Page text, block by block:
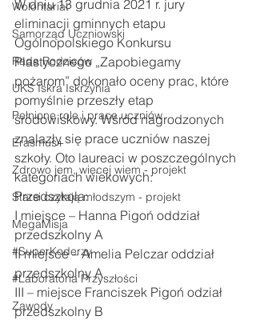
Wolontariat
Samorząd Uczniowski
Rada Rodziców
UKS Iskra Iskrzynia
Pełnione role i prace uczniów
Erasmus+
Zdrowo jem, więcej wiem - projekt
Starsi czytają młodszym - projekt
MegaMisja
#SuperKoderzy
#Laboratoria Przyszłości
Zawody
W dniu 13 grudnia 2021 r. jury
eliminacji gminnych etapu
Ogólnopolskiego Konkursu
Plastycznego „Zapobiegamy
pożarom” dokonało oceny prac, które
pomyślnie przeszły etap
środowiskowy. Wśród nagrodzonych
znalazły się prace uczniów naszej
szkoły. Oto laureaci w poszczególnych
kategoriach wiekowych:
Przedszkola:
I miejsce – Hanna Pigoń oddział
przedszkolny A
II miejsce – Amelia Pelczar oddział
przedszkolny A
III – miejsce Franciszek Pigoń odział
przedszkolny B